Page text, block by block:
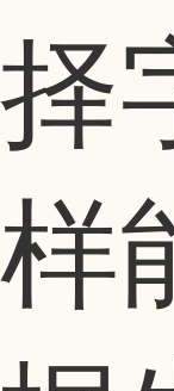
择
样